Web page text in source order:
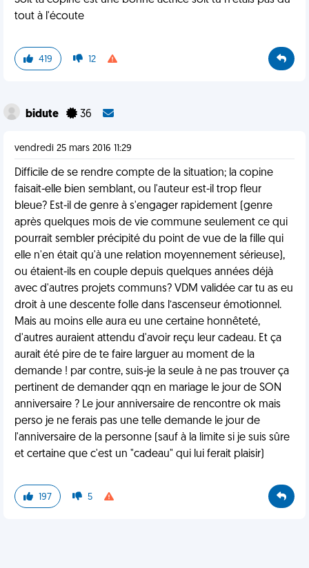
tout à l'écoute
419 12
bidute 36
vendredi 25 mars 2016 11:29
Difficile de se rendre compte de la situation; la copine
faisait-elle bien semblant, ou l'auteur est-il trop fleur
bleue? Est-il de genre à s'engager rapidement (genre
après quelques mois de vie commune seulement ce qui
pourrait sembler précipité du point de vue de la fille qui
elle n'en était qu'à une relation moyennement sérieuse),
ou étaient-ils en couple depuis quelques années déjà
avec d'autres projets communs? VDM validée car tu as eu
droit à une descente folle dans l’ascenseur émotionnel.
Mais au moins elle aura eu une certaine honnêteté,
d'autres auraient attendu d'avoir reçu leur cadeau. Et ça
aurait été pire de te faire larguer au moment de la
demande ! par contre, suis-je la seule à ne pas trouver ça
pertinent de demander qqn en mariage le jour de SON
anniversaire ? Le jour anniversaire de rencontre ok mais
perso je ne ferais pas une telle demande le jour de
l'anniversaire de la personne (sauf à la limite si je suis sûre
et certaine que c'est un "cadeau" qui lui ferait plaisir)
197 5